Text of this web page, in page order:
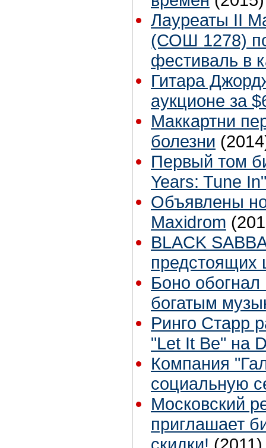
Лауреаты II
(СОШ 1278)
фестиваль в
Гитара
аукционе за
Маккартни
болезни
Первый том
Years: Tune
Объявлены
Maxidrom
BLACK
Боно
богатым
Ринго Старр
"Let It Be" на
Компания
социальную
Московский
приглашает